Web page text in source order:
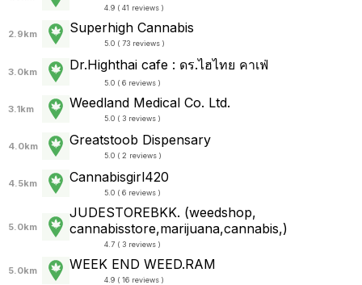
4.9 ( 41 reviews )
2.9km Superhigh Cannabis
5.0 ( 73 reviews )
3.0km Dr.Highthai cafe : ดร.ไฮไทย คาเฟ่
5.0 ( 6 reviews )
3.1km Weedland Medical Co. Ltd.
5.0 ( 3 reviews )
4.0km Greatstoob Dispensary
5.0 ( 2 reviews )
4.5km Cannabisgirl420
5.0 ( 6 reviews )
5.0km
JUDESTOREBKK. (weedshop,
cannabisstore,marijuana,cannabis,)
4.7 ( 3 reviews )
5.0km WEEK END WEED.RAM
4.9 ( 16 reviews )